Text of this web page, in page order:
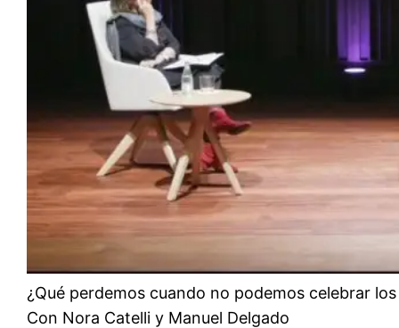
¿Qué perdemos cuando no podemos celebrar
Con Nora Catelli y Manuel Delgado